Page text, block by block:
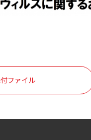
ファイル